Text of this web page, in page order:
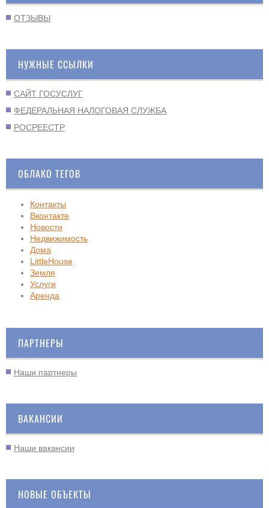
ОТЗЫВЫ
НУЖНЫЕ ССЫЛКИ
САЙТ ГОСУСЛУГ
ФЕДЕРАЛЬНАЯ НАЛОГОВАЯ СЛУЖБА
РОСРЕЕСТР
ОБЛАКО ТЕГОВ
Контакты
Вконтакте
Новости
Недвижимость
Дома
LittleHouse
Земля
Услуги
Аренда
ПАРТНЕРЫ
Наши партнеры
ВАКАНСИИ
Наши вакансии
НОВЫЕ ОБЪЕКТЫ